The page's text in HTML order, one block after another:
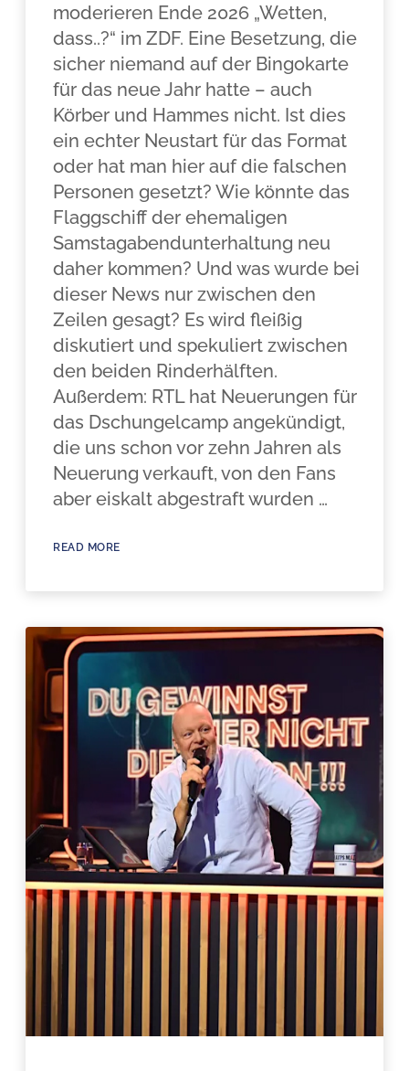
moderieren Ende 2026 „Wetten,
dass..?“ im ZDF. Eine Besetzung, die
sicher niemand auf der Bingokarte
für das neue Jahr hatte – auch
Körber und Hammes nicht. Ist dies
ein echter Neustart für das Format
oder hat man hier auf die falschen
Personen gesetzt? Wie könnte das
Flaggschiff der ehemaligen
Samstagabendunterhaltung neu
daher kommen? Und was wurde bei
dieser News nur zwischen den
Zeilen gesagt? Es wird fleißig
diskutiert und spekuliert zwischen
den beiden Rinderhälften.
Außerdem: RTL hat Neuerungen für
das Dschungelcamp angekündigt,
die uns schon vor zehn Jahren als
Neuerung verkauft, von den Fans
aber eiskalt abgestraft wurden …
READ MORE